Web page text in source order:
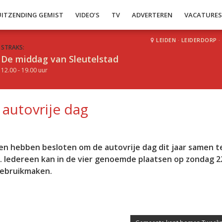
GEMIST VIDEO’S TV ADVERTEREN VACATURES
STRAKS:
De middag van Sleutelstad
12.00 - 19.00 uur
LEIDEN · LEIDERDORP ·
dag
hebben besloten om de autovrije dag dit jaar samen
kan in de vier genoemde plaatsen op zondag